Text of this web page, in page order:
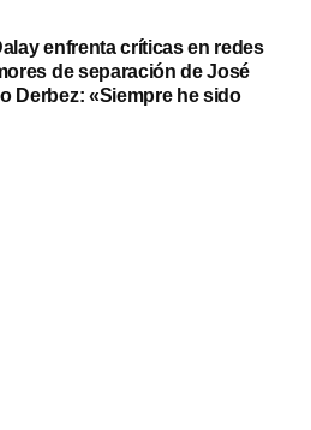
enfrenta críticas en redes
de separación de José
Derbez: «Siempre he sido